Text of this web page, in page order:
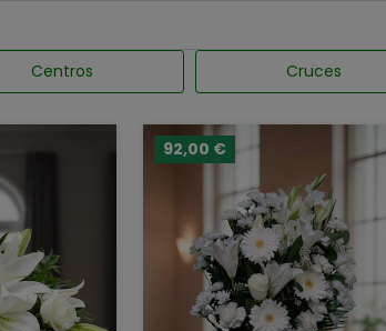
Centros Cruces
92,00 €